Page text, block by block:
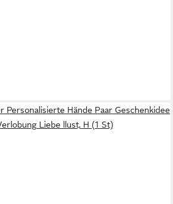
Personalisierte Hände Paar Geschenkidee
Liebe llust, H (1 St)